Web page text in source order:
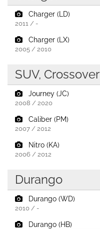
Charger (LD)
2011 / -
Charger (LX)
2005 / 2010
SUV, Crossover
Journey (JC)
2008 / 2020
Caliber (PM)
2007 / 2012
Nitro (KA)
2006 / 2012
Durango
Durango (WD)
2010 / -
Durango (HB)